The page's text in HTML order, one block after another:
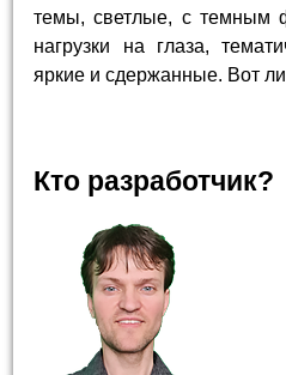
темы, светлые, с темным
нагрузки на глаза,
яркие и сдержанные. Вот
Кто разработчик?